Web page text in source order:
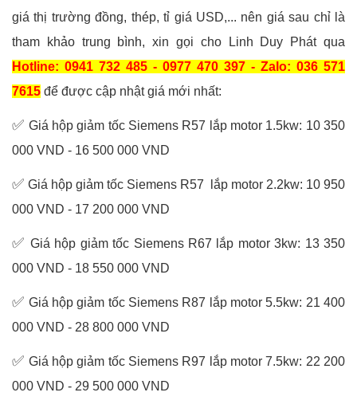
giá thị trường đồng, thép, tỉ giá USD,... nên giá sau chỉ là
tham khảo trung bình, xin gọi cho Linh Duy Phát qua
Hotline: 0941 732 485 - 0977 470 397 - Zalo: 036 571
7615 để được cập nhật giá mới nhất:
✅ Giá hộp giảm tốc Siemens R57 lắp motor 1.5kw: 10 350
000 VND - 16 500 000 VND
✅ Giá hộp giảm tốc Siemens R57 lắp motor 2.2kw: 10 950
000 VND - 17 200 000 VND
✅ Giá hộp giảm tốc Siemens R67 lắp motor 3kw: 13 350
000 VND - 18 550 000 VND
✅ Giá hộp giảm tốc Siemens R87 lắp motor 5.5kw: 21 400
000 VND - 28 800 000 VND
✅ Giá hộp giảm tốc Siemens R97 lắp motor 7.5kw: 22 200
000 VND - 29 500 000 VND